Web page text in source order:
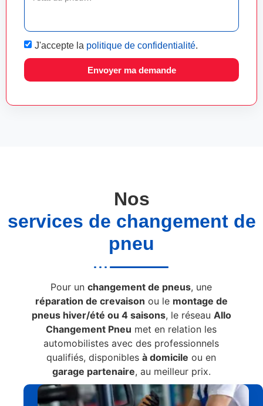
J'accepte la politique de confidentialité.
Envoyer ma demande
Nos
services de changement de
pneu
Pour unchangement de pneus, une
réparation de crevaison ou le montage de
pneus hiver/été ou 4 saisons, le réseau Allo
Changement Pneu met en relation les
automobilistes avec des professionnels
qualifiés, disponiblesà domicile ou en
garage partenaire, au meilleur prix.